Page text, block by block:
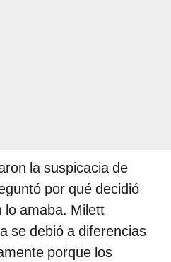
la suspicacia de
por qué decidió
lo amaba. Milett
se debió a diferencias
porque los